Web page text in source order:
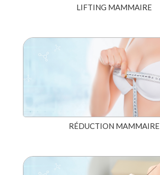
LIFTING MAMMAIRE
RÉDUCTION MAMMAIRE